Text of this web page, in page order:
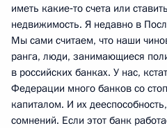
иметь какие‑то счета или
недвижимость. Я недавно в
Мы сами считаем, что наши
ранга, люди, занимающиеся
в российских банках. У нас,
Федерации много банков со
капиталом. И их
сомнений. Если этот банк